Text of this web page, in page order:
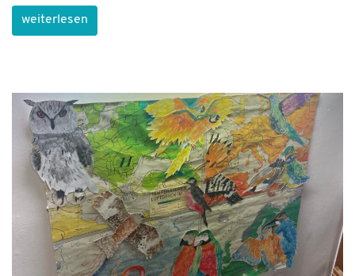
weiterlesen